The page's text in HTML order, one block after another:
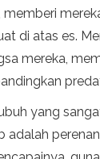
memberi
di atas es.
mereka,
yang
adalah